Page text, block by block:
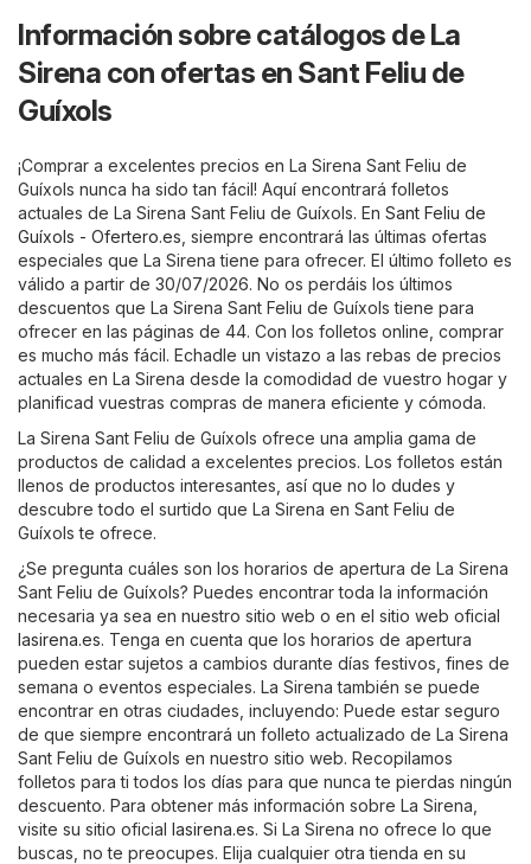
Información sobre catálogos de La
Sirena con ofertas en Sant Feliu de
Guíxols
¡Comprar a excelentes precios en La Sirena Sant Feliu de
Guíxols nunca ha sido tan fácil! Aquí encontrará folletos
actuales de La Sirena Sant Feliu de Guíxols. En Sant Feliu de
Guíxols - Ofertero.es , siempre encontrará las últimas ofertas
especiales que La Sirena tiene para ofrecer. El último folleto es
válido a partir de 30/07/2026. No os perdáis los últimos
descuentos que La Sirena Sant Feliu de Guíxols tiene para
ofrecer en las páginas de 44. Con los folletos online, comprar
es mucho más fácil. Echadle un vistazo a las rebas de precios
actuales en La Sirena desde la comodidad de vuestro hogar y
planificad vuestras compras de manera eficiente y cómoda.
La Sirena Sant Feliu de Guíxols ofrece una amplia gama de
productos de calidad a excelentes precios. Los folletos están
llenos de productos interesantes, así que no lo dudes y
descubre todo el surtido que La Sirena en Sant Feliu de
Guíxols te ofrece.
¿Se pregunta cuáles son los horarios de apertura de La Sirena
Sant Feliu de Guíxols? Puedes encontrar toda la información
necesaria ya sea en nuestro sitio web o en el sitio web oficial
lasirena.es. Tenga en cuenta que los horarios de apertura
pueden estar sujetos a cambios durante días festivos, fines de
semana o eventos especiales. La Sirena también se puede
encontrar en otras ciudades, incluyendo: Puede estar seguro
de que siempre encontrará un folleto actualizado de La Sirena
Sant Feliu de Guíxols en nuestro sitio web. Recopilamos
folletos para ti todos los días para que nunca te pierdas ningún
descuento. Para obtener más información sobre La Sirena,
visite su sitio oficial lasirena.es. Si La Sirena no ofrece lo que
buscas, no te preocupes. Elija cualquier otra tienda en su